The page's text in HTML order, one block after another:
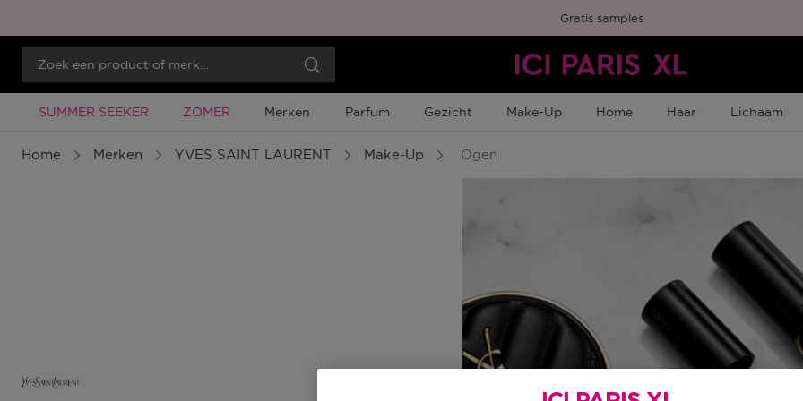
Gratis samples
Tijdelijke Promotie
SUMMER SEEKER Tijdelijke Promotie
ZOMER Merken Parfum Gezicht Make-Up Home Haar Lichaam
Home Merken YVES SAINT LAURENT Make-Up Ogen